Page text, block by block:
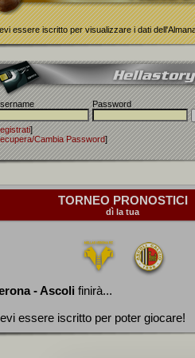
essere iscritto per visualizzare i dati
Password
]
Cambia Password]
TORNEO PRONOSTICI
dì la tua
- Ascoli finirà...
essere iscritto per poter giocare!